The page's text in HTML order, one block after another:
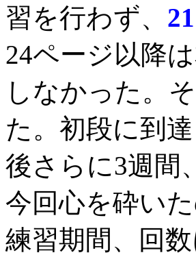
習を行わず、
24ページ以降
しなかった。
た。初段に到
後さらに3週間
今回心を砕い
練習期間、回